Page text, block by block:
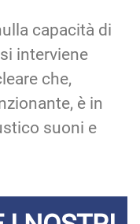
capacità di
interviene
che,
è in
suoni e